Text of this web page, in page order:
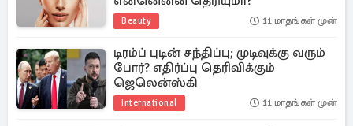
Beauty 11 மாதங்கள் முன்
டிரம்ப் புடின் சந்திப்பு; முடிவுக்கு வரும்
போர்? எதிர்ப்பு தெரிவிக்கும்
ஜெலென்ஸ்கி
International 11 மாதங்கள் முன்